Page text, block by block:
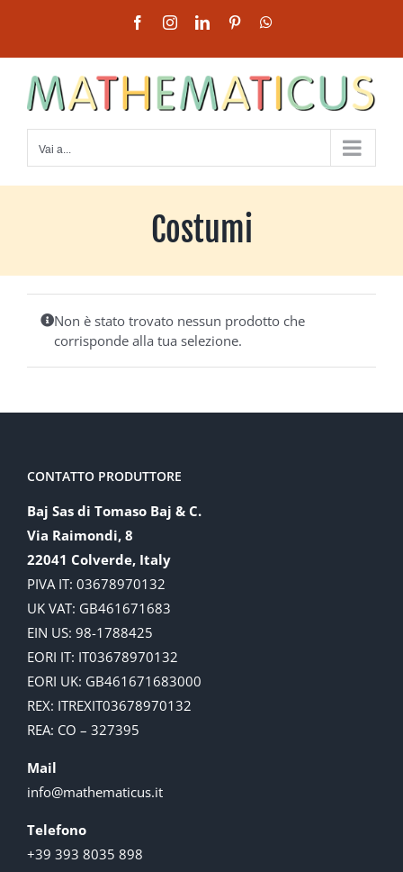
contenuto
FacebookInstagramLinkedInPinterest
Vai a...
Costumi
Non è stato trovato nessun prodotto che
corrisponde alla tua selezione.
CONTATTO PRODUTTORE
Baj Sas di Tomaso Baj & C.
Via Raimondi, 8
22041 Colverde, Italy
PIVA IT: 03678970132
UK VAT: GB461671683
EIN US: 98-1788425
EORI IT: IT03678970132
EORI UK: GB461671683000
REX: ITREXIT03678970132
REA: CO – 327395
Mail
info@mathematicus.it
Telefono
+39 393 8035 898